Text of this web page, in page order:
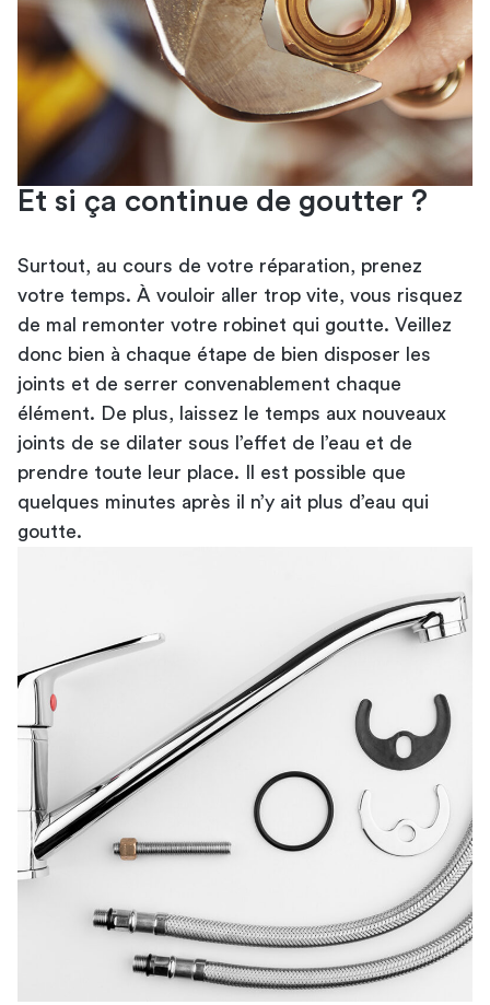
Et si ça continue de goutter ?
Surtout, au cours de votre réparation, prenez
votre temps. À vouloir aller trop vite, vous risquez
de mal remonter votre robinet qui goutte. Veillez
donc bien à chaque étape de bien disposer les
joints et de serrer convenablement chaque
élément. De plus, laissez le temps aux nouveaux
joints de se dilater sous l’effet de l’eau et de
prendre toute leur place. Il est possible que
quelques minutes après il n’y ait plus d’eau qui
goutte.